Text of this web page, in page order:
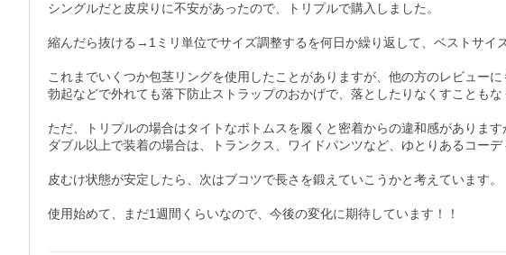
シングルだと皮戻りに不安があったので、トリプルで購入しました。
縮んだら抜ける→1ミリ単位でサイズ調整するを何日か繰り返して、ベストサイ
これまでいくつか包茎リングを使用したことがありますが、他の方のレビュー
勃起などで外れても落下防止ストラップのおかげで、落としたりなくすこともな
ただ、トリプルの場合はタイトなボトムスを履くと密着からの違和感があります
ダブル以上で装着の場合は、トランクス、ワイドパンツなど、ゆとりあるコーデ
皮むけ状態が安定したら、次はブコツで長さを鍛えていこうかと考えています。
使用始めて、まだ1週間くらいなので、今後の変化に期待しています！！